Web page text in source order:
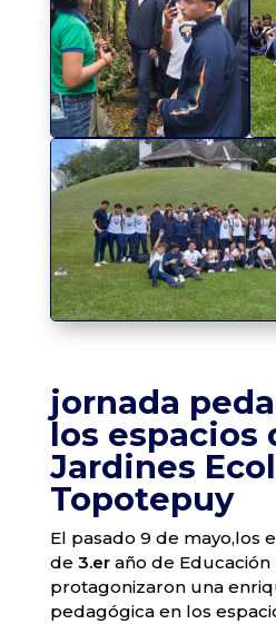
jornada
los espacios
Jardines
Topotepuy
El pasado 9 de mayo,los
de 3.eraño de Educación
protagonizaron una
pedagógica en los